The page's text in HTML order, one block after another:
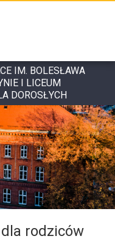
IM. BOLESŁAWA
I LICEUM
DOROSŁYCH
rodziców